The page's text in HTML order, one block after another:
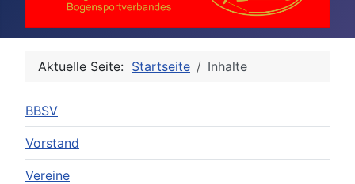
Aktuelle Seite: Startseite Inhalte
BBSV
Vorstand
Vereine